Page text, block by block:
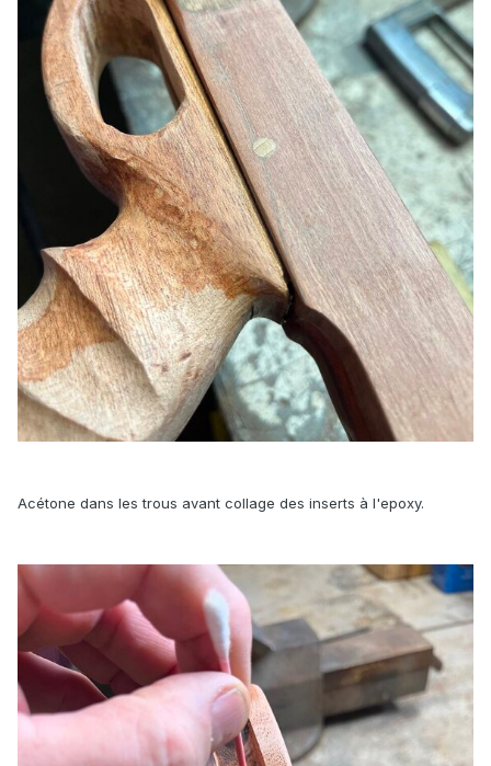
Acétone dans les trous avant collage des inserts à l'epoxy.